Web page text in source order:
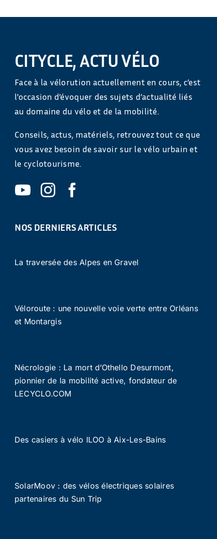
CITYCLE, ACTU VÉLO
Face à la vélorution actuellement en cours, c’est
l’occasion d’évoquer des sujets d’actualité liés
au domaine du vélo et de la mobilité.
Conseils, actus, matériels, retrouvez tout ce que
vous avez besoin de savoir sur le vélo urbain et
le cyclotourisme.
NOS DERNIERS ARTICLES
La traversée des Alpes en Gravel
Véloroute : une nouvelle voie verte entre Orléans
et Montargis
Nécrologie : La mort d’Othello Desurmont,
pionnier de la mobilité active, fondateur de
LECYCLO.COM
Des casiers à vélo ILOO à Aix-Les-Bains
SolarMoov : des vélos électriques solaires
partenaires du Sun Trip